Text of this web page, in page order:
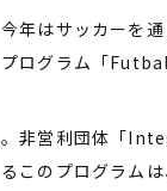
今年はサッカーを
プログラム「
。非営利団体「
るこのプログラム